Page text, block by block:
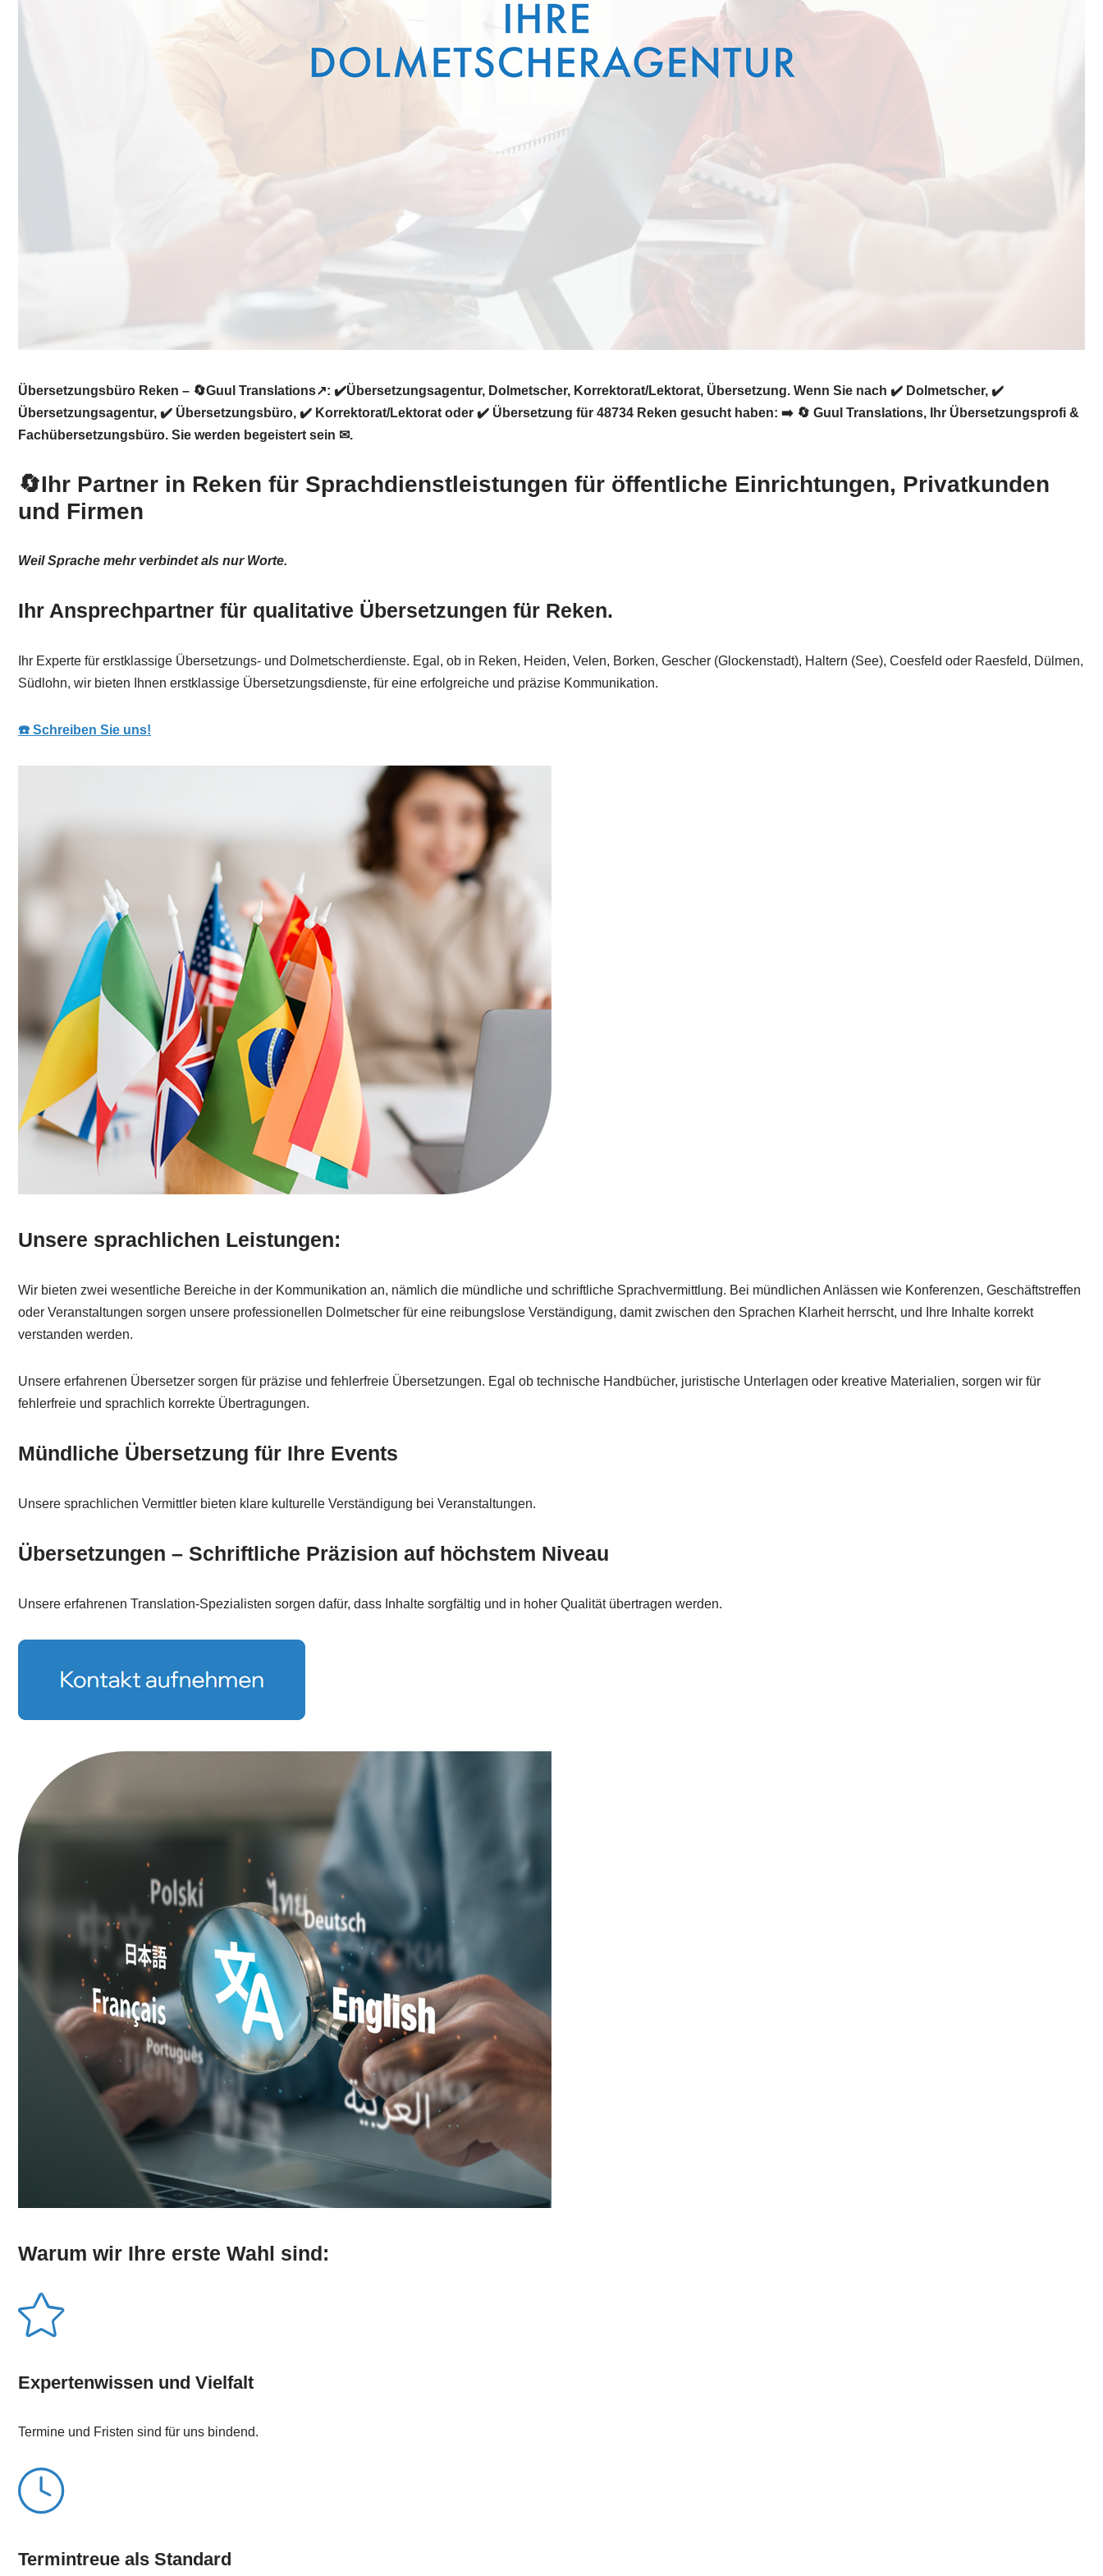
Übersetzungsbüro Reken – 🔄Guul Translations↗️: ✔️Übersetzungsagentur, Dolmetscher, Korrektorat/Lektorat, Übersetzung. Wenn Sie nach ✔️ Dolmetscher, ✔️
Übersetzungsagentur, ✔️ Übersetzungsbüro, ✔️ Korrektorat/Lektorat oder ✔️ Übersetzung für 48734 Reken gesucht haben: ➡️ 🔄 Guul Translations, Ihr Übersetzungsprofi &
Fachübersetzungsbüro. Sie werden begeistert sein ✉.
🔄Ihr Partner in Reken für Sprachdienstleistungen für öffentliche Einrichtungen, Privatkunden
und Firmen
Weil Sprache mehr verbindet als nur Worte.
Ihr Ansprechpartner für qualitative Übersetzungen für Reken.
Ihr Experte für erstklassige Übersetzungs- und Dolmetscherdienste. Egal, ob in Reken, Heiden, Velen, Borken, Gescher (Glockenstadt), Haltern (See), Coesfeld oder Raesfeld, Dülmen,
Südlohn, wir bieten Ihnen erstklassige Übersetzungsdienste, für eine erfolgreiche und präzise Kommunikation.
☎️ Schreiben Sie uns!
Unsere sprachlichen Leistungen:
Wir bieten zwei wesentliche Bereiche in der Kommunikation an, nämlich die mündliche und schriftliche Sprachvermittlung. Bei mündlichen Anlässen wie Konferenzen, Geschäftstreffen
oder Veranstaltungen sorgen unsere professionellen Dolmetscher für eine reibungslose Verständigung, damit zwischen den Sprachen Klarheit herrscht, und Ihre Inhalte korrekt
verstanden werden.
Unsere erfahrenen Übersetzer sorgen für präzise und fehlerfreie Übersetzungen. Egal ob technische Handbücher, juristische Unterlagen oder kreative Materialien, sorgen wir für
fehlerfreie und sprachlich korrekte Übertragungen.
Mündliche Übersetzung für Ihre Events
Unsere sprachlichen Vermittler bieten klare kulturelle Verständigung bei Veranstaltungen.
Übersetzungen – Schriftliche Präzision auf höchstem Niveau
Unsere erfahrenen Translation-Spezialisten sorgen dafür, dass Inhalte sorgfältig und in hoher Qualität übertragen werden.
Warum wir Ihre erste Wahl sind:
Expertenwissen und Vielfalt
Termine und Fristen sind für uns bindend.
Termintreue als Standard